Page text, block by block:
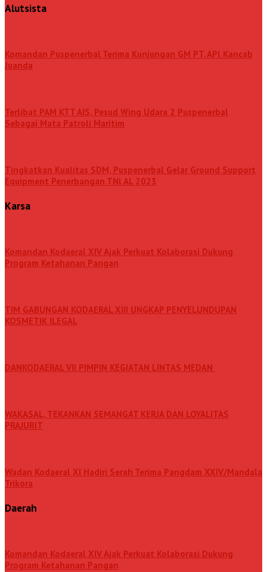
Alutsista
Komandan Puspenerbal Terima Kunjungan GM PT. APl Kancab
Juanda
Terlibat PAM KTT AIS, Pesud Wing Udara 2 Puspenerbal
Sebagai Mata Patroli Maritim
Tingkatkan Kualitas SDM, Puspenerbal Gelar Ground Support
Equipment Penerbangan TNl AL 2023
Karsa
Komandan Kodaeral XIV Ajak Perkuat Kolaborasi Dukung
Program Ketahanan Pangan
TIM GABUNGAN KODAERAL XIII UNGKAP PENYELUNDUPAN
KOSMETIK ILEGAL
DANKODAERAL VII PIMPIN KEGIATAN LINTAS MEDAN
WAKASAL, TEKANKAN SEMANGAT KERJA DAN LOYALITAS
PRAJURIT
Wadan Kodaeral XI Hadiri Serah Terima Pangdam XXIV/Mandala
Trikora
Daerah
Komandan Kodaeral XIV Ajak Perkuat Kolaborasi Dukung
Program Ketahanan Pangan